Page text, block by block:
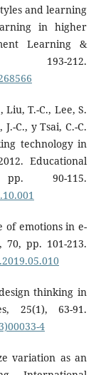
and learning
in higher
Learning &
212.
Liu, T.-C., Lee, S.
C., y Tsai, C.-C.
technology in
Educational
90-115.
of emotions in e-
pp. 101-213.
thinking in
25(1), 63-91.
4
variation as an